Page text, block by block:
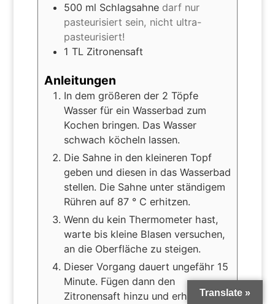
500 ml Schlagsahne darf nur
pasteurisiert sein, nicht ultra-
pasteurisiert!
1 TL Zitronensaft
Anleitungen
In dem größeren der 2 Töpfe
Wasser für ein Wasserbad zum
Kochen bringen. Das Wasser
schwach köcheln lassen.
Die Sahne in den kleineren Topf
geben und diesen in das Wasserbad
stellen. Die Sahne unter ständigem
Rühren auf 87 ° C erhitzen.
Wenn du kein Thermometer hast,
warte bis kleine Blasen versuchen,
an die Oberfläche zu steigen.
Dieser Vorgang dauert ungefähr 15
Minute. Fügen dann den
Zitronensaft hinzu und erhitze dieTranslate »